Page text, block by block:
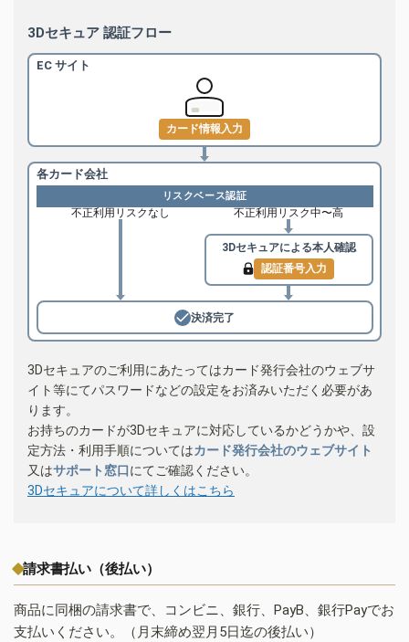
3Dセキュア 認証フロー
EC サイト
カード情報入力
各カード会社
リスクベース認証
不正利用リスクなし 不正利用リスク中〜高
3Dセキュアによる本人確認
認証番号入力
決済完了
3Dセキュアのご利用にあたってはカード発行会社のウェブサ
イト等にてパスワードなどの設定をお済みいただく必要があ
ります。
お持ちのカードが3Dセキュアに対応しているかどうかや、設
定方法・利用手順についてはカード発行会社のウェブサイト
又はサポート窓口にてご確認ください。
3Dセキュアについて詳しくはこちら
請求書払い（後払い）
商品に同梱の請求書で、コンビニ、銀行、PayB、銀行Payでお
支払いください。（月末締め翌月5日迄の後払い）